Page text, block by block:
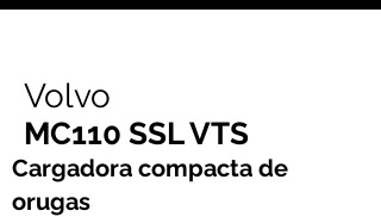
Volvo
MC110 SSL VTS
Cargadora compacta de
orugas